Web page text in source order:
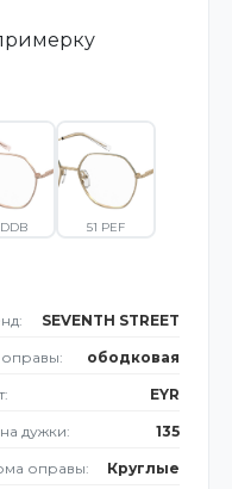
51 PEF
SEVENTH STREET
ободковая
EYR
дужки: 135
оправы: Круглые